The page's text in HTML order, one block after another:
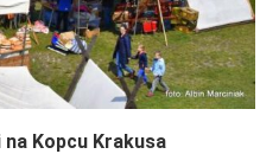
Kopcu Krakusa